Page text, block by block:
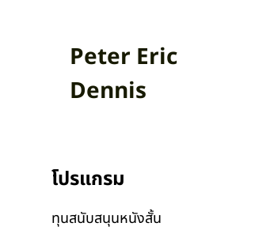
Peter Eric
Dennis
โปรแกรม
ทุนสนับสนุนหนังสั้น